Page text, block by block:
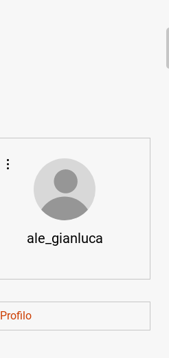
ale_gianluca
Profilo